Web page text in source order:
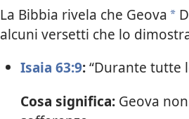
La Bibbia rivela che Geova a
alcuni versetti che lo
Isaia 63:9:“Durante tutte
Cosa significa:Geova